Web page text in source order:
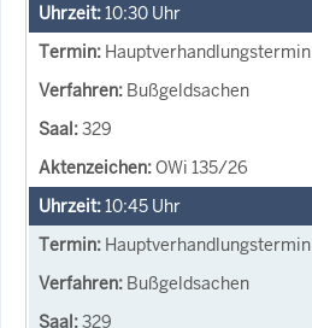
10:30 Uhr
Hauptverhandlungstermin
Bußgeldsachen
329
OWi 135/26
10:45 Uhr
Hauptverhandlungstermin
Bußgeldsachen
329